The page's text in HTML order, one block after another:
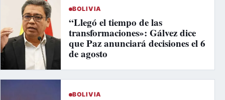
BOLIVIA
“Llegó el tiempo de las
transformaciones»: Gálvez dice
que Paz anunciará decisiones el 6
de agosto
BOLIVIA